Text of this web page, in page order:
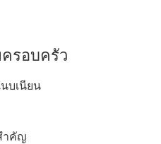
รอบครัว
บเนียน
ำคัญ